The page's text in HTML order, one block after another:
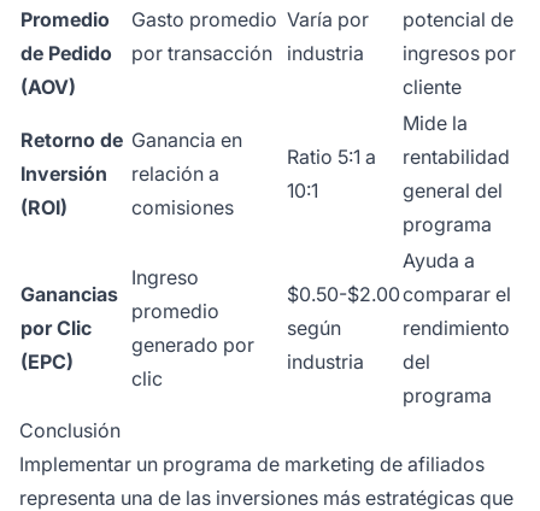
Promedio
de Pedido
(AOV)
Gasto promedio
por transacción
Varía por
industria
potencial de
ingresos por
cliente
Retorno de
Inversión
(ROI)
Ganancia en
relación a
comisiones
Ratio 5:1 a
10:1
Mide la
rentabilidad
general del
programa
Ganancias
por Clic
(EPC)
Ingreso
promedio
generado por
clic
$0.50-$2.00
según
industria
Ayuda a
comparar el
rendimiento
del
programa
Conclusión
Implementar un programa de marketing de afiliados
representa una de las inversiones más estratégicas que